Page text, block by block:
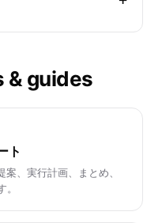
& guides
ト
、実行計画、まとめ、